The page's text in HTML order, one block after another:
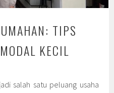
TIPS
KECIL
salah satu peluang usaha